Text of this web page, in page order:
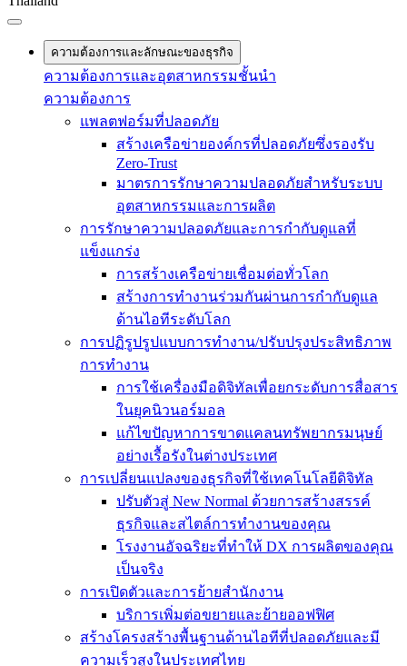
ความต้องการและลักษณะของธุรกิจ
ความต้องการและอุตสาหกรรมชั้นนำ
ความต้องการ
แพลตฟอร์มที่ปลอดภัย
สร้างเครือข่ายองค์กรที่ปลอดภัยซึ่งรองรับ
Zero-Trust
มาตรการรักษาความปลอดภัยสำหรับระบบ
อุตสาหกรรมและการผลิต
การรักษาความปลอดภัยและการกำกับดูแลที่
แข็งแกร่ง
การสร้างเครือข่ายเชื่อมต่อทั่วโลก
สร้างการทำงานร่วมกันผ่านการกำกับดูแล
ด้านไอทีระดับโลก
การปฏิรูปรูปแบบการทำงาน/ปรับปรุงประสิทธิภาพ
การทำงาน
การใช้เครื่องมือดิจิทัลเพื่อยกระดับการสื่อสาร
ในยุคนิวนอร์มอล
แก้ไขปัญหาการขาดแคลนทรัพยากรมนุษย์
อย่างเรื้อรังในต่างประเทศ
การเปลี่ยนแปลงของธุรกิจที่ใช้เทคโนโลยีดิจิทัล
ปรับตัวสู่ New Normal ด้วยการสร้างสรรค์
ธุรกิจและสไตล์การทำงานของคุณ
โรงงานอัจฉริยะที่ทำให้ DX การผลิตของคุณ
เป็นจริง
การเปิดตัวและการย้ายสำนักงาน
บริการเพิ่มต่อขยายและย้ายออฟฟิศ
สร้างโครงสร้างพื้นฐานด้านไอทีที่ปลอดภัยและมี
ความเร็วสูงในประเทศไทย